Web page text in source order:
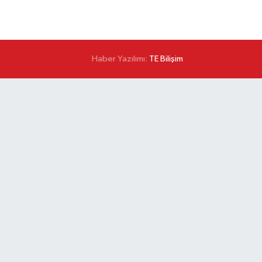
Haber Yazılımı: TE Bilişim